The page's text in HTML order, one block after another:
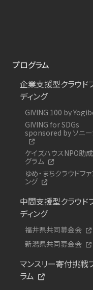
プログラム
企業支援型クラウド
ディング
GIVING 100 by
GIVING for SDGs
sponsored by ソニ
ケイズハウスNPO助
グラム
ゆめ・まちクラウドファ
ング
中間支援型クラウド
ディング
福井県共同募金会
新潟県共同募金会
マンスリー寄付挑戦
ラム